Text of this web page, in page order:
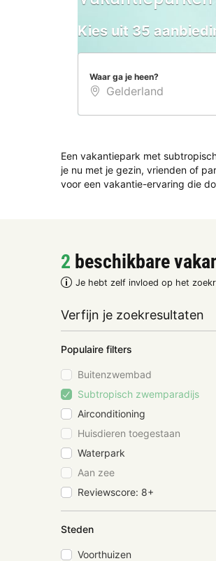
Kies uit 35
Waar ga je heen?
Een vakantiepark met
je nu met je gezin, vrienden of
voor een vakantie-ervaring die
2 beschikbare
Je hebt zelf invloed op het
Verfijn je zoekresultaten
Populaire filters
Buitenzwembad
Subtropisch zwemparadijs
Airconditioning
Huisdieren toegestaan
Waterpark
Aan zee
Reviewscore: 8+
Steden
Voorthuizen